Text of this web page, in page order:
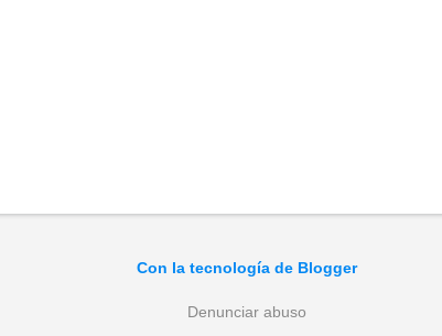
Con la tecnología de Blogger
Denunciar abuso